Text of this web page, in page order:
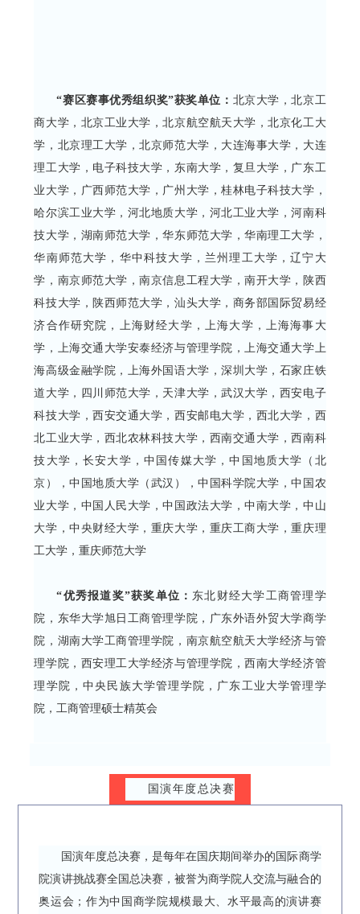
“赛区赛事优秀组织奖”获奖单位： 北京大学，北京工
商大学，北京工业大学，北京航空航天大学，北京化工大
学，北京理工大学，北京师范大学，大连海事大学，大连
理工大学，电子科技大学，东南大学，复旦大学，广东工
业大学，广西师范大学，广州大学，桂林电子科技大学，
哈尔滨工业大学，河北地质大学，河北工业大学，河南科
技大学，湖南师范大学，华东师范大学，华南理工大学，
华南师范大学，华中科技大学，兰州理工大学，辽宁大
学，南京师范大学，南京信息工程大学，南开大学，陕西
科技大学，陕西师范大学，汕头大学，商务部国际贸易经
济合作研究院，上海财经大学，上海大学，上海海事大
学，上海交通大学安泰经济与管理学院，上海交通大学上
海高级金融学院，上海外国语大学，深圳大学，石家庄铁
道大学，四川师范大学，天津大学，武汉大学，西安电子
科技大学，西安交通大学，西安邮电大学，西北大学，西
北工业大学，西北农林科技大学，西南交通大学，西南科
技大学，长安大学，中国传媒大学，中国地质大学（北
京），中国地质大学（武汉），中国科学院大学，中国农
业大学，中国人民大学，中国政法大学，中南大学，中山
大学，中央财经大学，重庆大学，重庆工商大学，重庆理
工大学，重庆师范大学
“优秀报道奖”获奖单位： 东北财经大学工商管理学
院，东华大学旭日工商管理学院，广东外语外贸大学商学
院，湖南大学工商管理学院，南京航空航天大学经济与管
理学院，西安理工大学经济与管理学院，西南大学经济管
理学院，中央民族大学管理学院，广东工业大学管理学
院，工商管理硕士精英会
国演年度总决赛
国演年度总决赛，是每年在国庆期间举办的国际商学
院演讲挑战赛全国总决赛，被誉为商学院人交流与融合的
奥运会；作为中国商学院规模最大、水平最高的演讲赛